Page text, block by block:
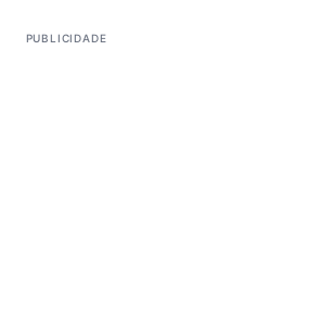
PUBLICIDADE